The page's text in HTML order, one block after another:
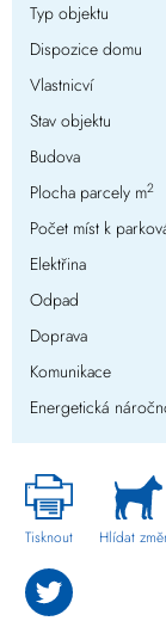
Typ objektu
Dispozice domu
Vlastnicví
Stav objektu
Budova
Plocha parcely m2
Počet míst k
Elektřina
Odpad
Doprava
Komunikace
Energetická
Tisknout Hlídat